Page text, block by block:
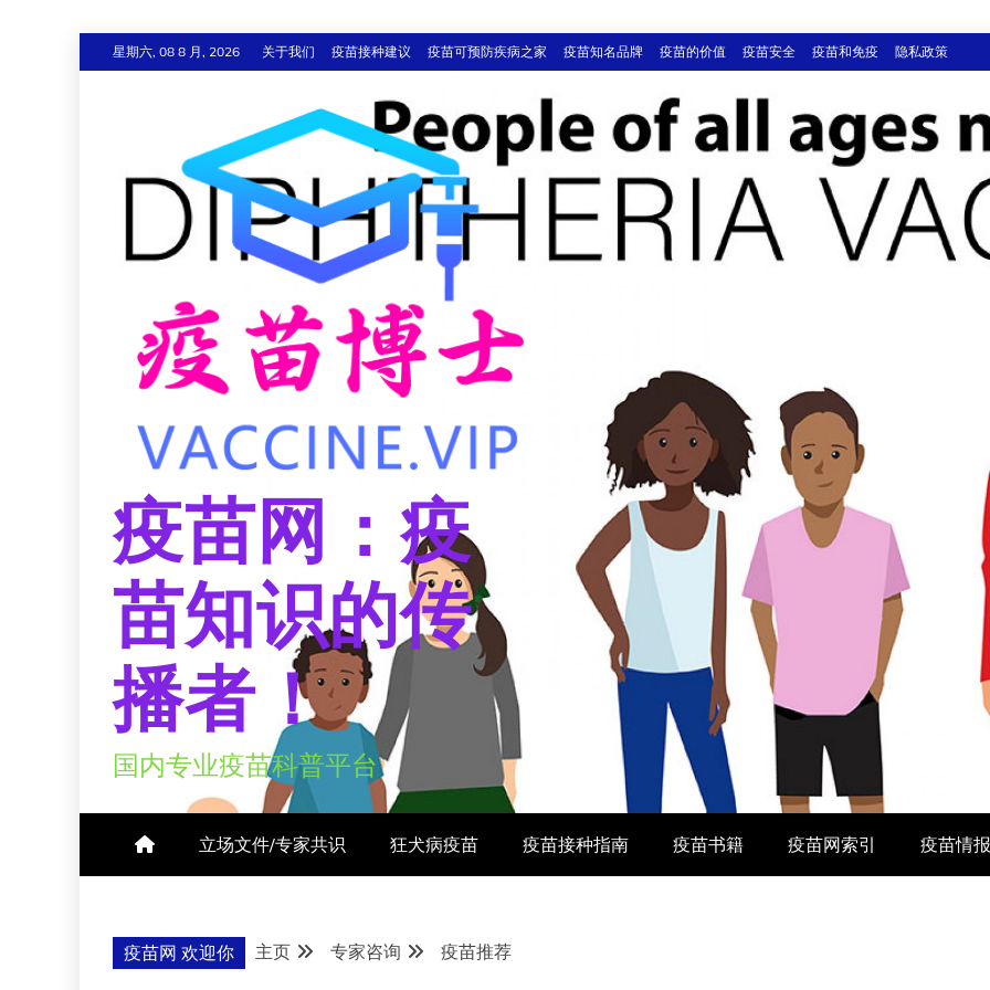
至
星期六, 08 8 月, 2026 关于我们 疫苗接种建议 疫苗可预防疾病之家 疫苗知名品牌 疫苗的价值 疫苗安全 疫苗和免疫 隐私政策
疫苗网：疫
苗知识的传
播者！
国内专业疫苗科普平台
立场文件/专家共识 狂犬病疫苗 疫苗接种指南 疫苗书籍 疫苗网索引 疫苗情
疫苗网 欢迎你 主页 专家咨询 疫苗推荐